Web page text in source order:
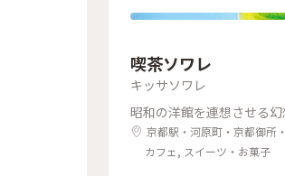
喫茶ソワレ
キッサソワレ
昭和の洋館を連想させる
京都駅・河原町・京都御所
カフェ, スイーツ・お菓子